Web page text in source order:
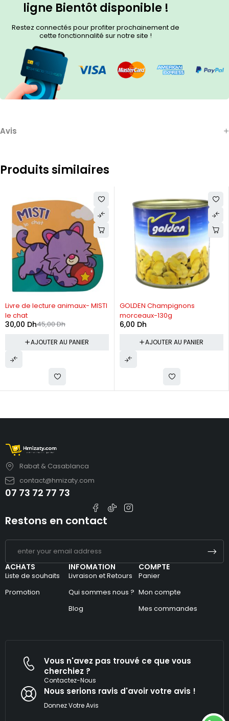
ligne Bientôt disponible !
Restez connectés pour profiter prochainement de
cette fonctionnalité sur notre site !
Avis
Produits similaires
Livre de lecture animaux- MISTI
le chat
45,00Dh
30,00 Dh
AJOUTER AU PANIER
GOLDEN Champignons
morceaux-130g
6,00 Dh
AJOUTER AU PANIER
Rabat & Casablanca
contact@hmizaty.com
07 73 72 77 73
ACHATS
Liste de souhaits
Promotion
INFOMATION
Livraison et Retours
Qui sommes nous ?
Blog
COMPTE
Panier
Mon compte
Mes commandes
Restons en contact
Vous n'avez pas trouvé ce que vous
cherchiez ?
Contactez-Nous
Nous serions ravis d'avoir votre avis !​
Donnez Votre Avis